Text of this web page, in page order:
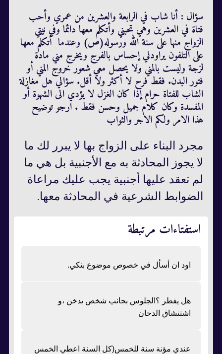
سؤال : أنا شاب في الرابعة والعشرين من عمري وأحب
فتاة في العشرين وهي تحبني وأتكلم معها دائما وفي نيتي
الزواج منها على سنة الله ورسوله‏(ص‏) وعندما ‏ أتكلم معها
على التلفون يراودني إحساس بالفرج ويخرج مني مادة
لزجة وليست بالمني ولا يحصل معي شعور خروج المني أو
فتور البدن.‏ فقط فرح لا أكثر ولا أقل.‏ سؤالي هل مغازلة
الشاب للفتاة حرام إذا كان الغزل لا يؤدي الى الشهوة أو
المفسدة وكان كلام جميل وحسن فقط .‏ ارجو توضيح
هذا الامر ولكم الاجر والثواب
مجرد البناء على الزواج بها لا يبرر لك ما
لا يجوز المحادثة به مع الأجنبية بل هي ما
لم تعقد عليها أجنبية يجب عليك مراعاة
الضوابط الشرعية في المحادثة معها.
استفتاءات مرتبطة
اود ان أسأل في خصوص موضوع بنكي.
هل يفطر ؟الجلوس بجانب شخص يدخن ،و
اشتنشاق الدخان
عندي مؤنة سنة للخمس(كل السنة اعطي الخمس